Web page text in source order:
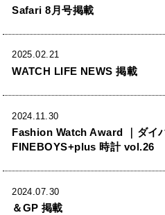
Safari 8月号掲載
2025.02.21
WATCH LIFE NEWS 掲載
2024.11.30
Fashion Watch Award ｜ダイ
FINEBOYS+plus 時計 vol.26
2024.07.30
＆GP 掲載